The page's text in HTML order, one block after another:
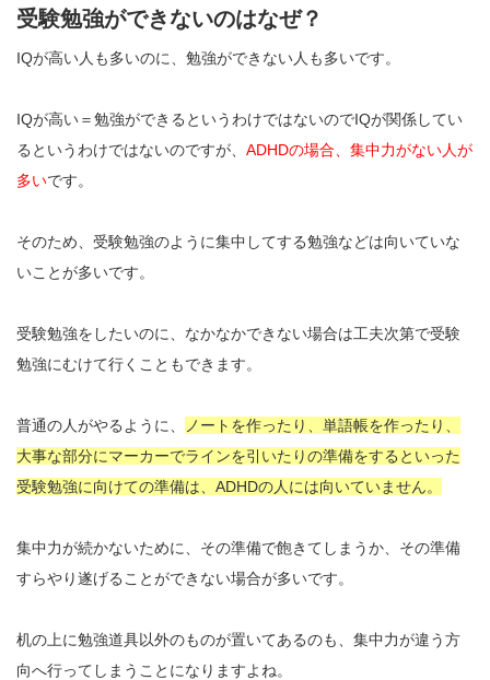
受験勉強ができないのはなぜ？
IQが高い人も多いのに、勉強ができない人も多いです。
IQが高い＝勉強ができるというわけではないのでIQが関係してい
るというわけではないのですが、 ADHDの場合、集中力がない人が
多いです。
そのため、受験勉強のように集中してする勉強などは向いていな
いことが多いです。
受験勉強をしたいのに、なかなかできない場合は工夫次第で受験
勉強にむけて行くこともできます。
普通の人がやるように、
ノートを作ったり、単語帳を作ったり、
大事な部分にマーカーでラインを引いたりの準備をするといった
受験勉強に向けての準備は、ADHDの人には向いていません。
集中力が続かないために、その準備で飽きてしまうか、その準備
すらやり遂げることができない場合が多いです。
机の上に勉強道具以外のものが置いてあるのも、集中力が違う方
向へ行ってしまうことになりますよね。